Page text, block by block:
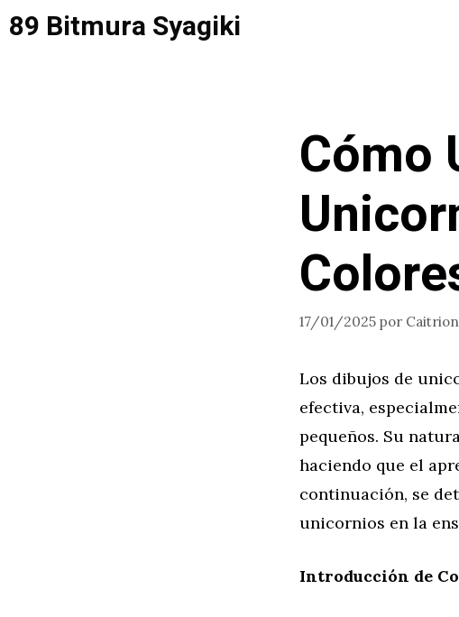
Saltar
al89 Bitmura Syagiki
Cómo
17/01/2025 por
Los dibujos de
efectiva,
pequeños. Su
haciendo que el
continuación, se
unicornios en la
Introducción de